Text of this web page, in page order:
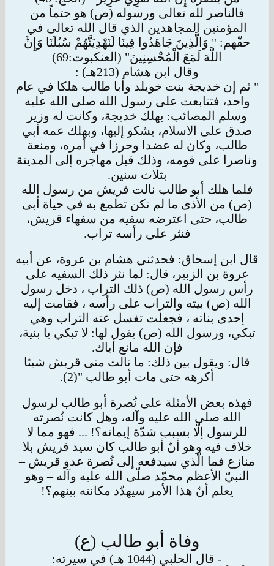
فالناصر لله تعالى ورسوله (ص) هو حتماً من
المؤمنين المجاهدين الذي قال الله تعالى في
حقّهم: " وَالَّذِينَ جَاهَدُوا فِينَا لَنَهْدِيَنَّهُمْ سُبُلَنَا وَإِنَّ
اللَّهَ لَمَعَ الْمُحْسِنِينَ" ( العنكبوت:69)
وقال ابن هشام (213هـ) :
" ثم إن خديجة بنت خويلد وأبا طالب هلكا في عام
واحد، فتتابعت على رسول الله صلى الله عليه
وسلم المصائب: بهلك خديجة، وكانت له وزير
صدق على الاسلام، يشكو إليها، وبهلك عمه أبي
طالب، وكان له عضدا وحرزا في أمره، ومنعة
وناصرا على قومه، وذلك قبل مهاجره إلى المدينة
بثلاث سنين.
فلما هلك أبو طالب نالت قريش من رسول الله
(ص) من الأذى ما لم تكن تطمع به في حياة أبى
طالب، حتى اعترضه سفيه من سفهاء قريش،
فنثر على رأسه تراب.
قال ابن إسحاق: فحدثني هشام بن عروة، عن أبيه
عروة بن الزبير، قال: لما نثر ذلك السفيه على
رأس رسول الله (ص) ذلك التراب ، دخل رسول
الله (ص) بيته والتراب على رأسه ، فقامت إليه
إحدى بناته ، فجعلت تغسل عنه التراب وهي
تبكي، ورسول الله (ص) يقول لها: لا تبكي يا بنية،
فإن الله مانع أباك.
قال: ويقول بين ذلك: ما نالت منى قريش شيئا
أكرهه حتى مات أبو طالب "(2).
فهذه بعض الأمثلة على نُصرة أبو طالب لرسول
الله صلى الله عليه وآله، وهل كانت نُصرته
للرسول إلّا بسبب شدّة إيمانه؟! ... فهو مما لا
خلاف فيه وهو أنّ أبو طالب كان سيد قريش بلا
منازع فما الّذي سيدفعه إلى نُصرة عدو قريش –
النبيّ الأعظم محمّد صلّى الله عليه وآله – وهو
يعلم أنّ هذا الأمر سيهدّد مكانته بينهم؟!
وفاة أبو طالب (ع)
- قال الحلبي (1044 هـ) في سيرته: